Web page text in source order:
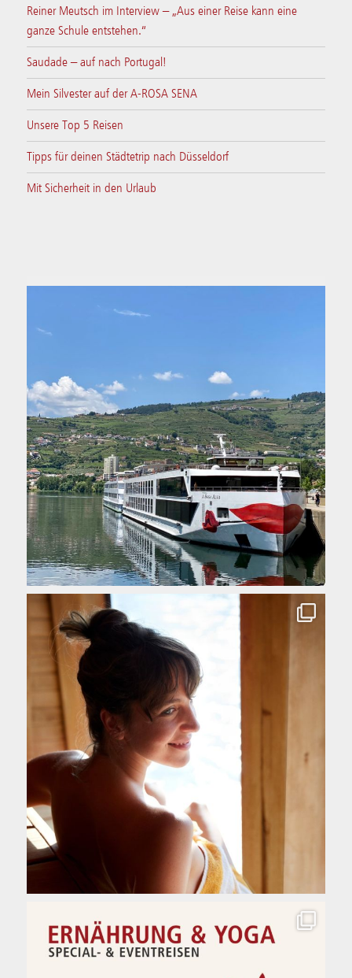
Reiner Meutsch im Interview – „Aus einer Reise kann eine
ganze Schule entstehen.“
Saudade – auf nach Portugal!
Mein Silvester auf der A-ROSA SENA
Unsere Top 5 Reisen
Tipps für deinen Städtetrip nach Düsseldorf
Mit Sicherheit in den Urlaub